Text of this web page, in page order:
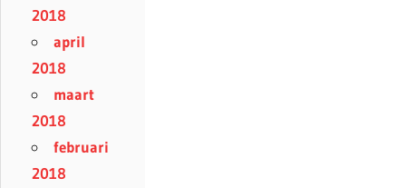
2018
april
2018
maart
2018
februari
2018